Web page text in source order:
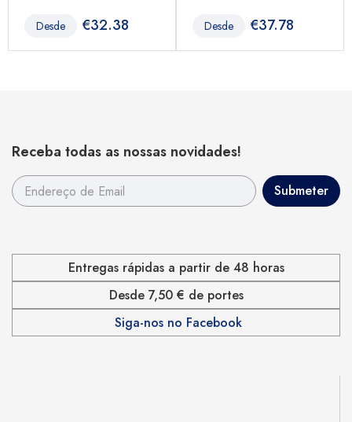
Desde €32.38 Desde €37.78
Receba todas as nossas novidades!
Entregas rápidas a partir de 48 horas
Desde 7,50 € de portes
Siga-nos no Facebook